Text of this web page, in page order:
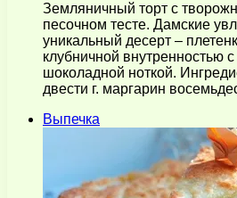
Земляничный торт с
песочном тесте. Дамские
уникальный десерт –
клубничной внутренностью
шоколадной ноткой.
двести г. маргарин
Выпечка